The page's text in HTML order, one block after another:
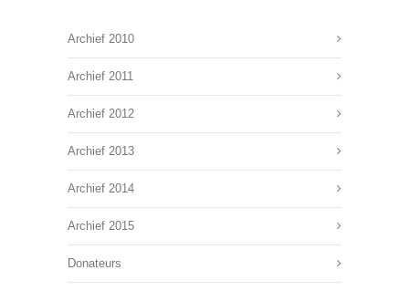
Archief 2010
Archief 2011
Archief 2012
Archief 2013
Archief 2014
Archief 2015
Donateurs